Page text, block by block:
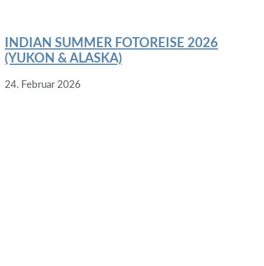
INDIAN SUMMER FOTOREISE 2026
(YUKON & ALASKA)
24. Februar 2026